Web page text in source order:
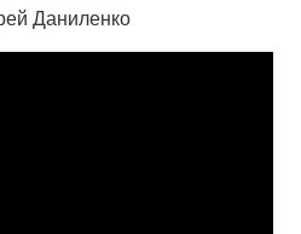
Даниленко